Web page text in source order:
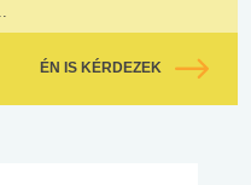
ÉN IS KÉRDEZEK